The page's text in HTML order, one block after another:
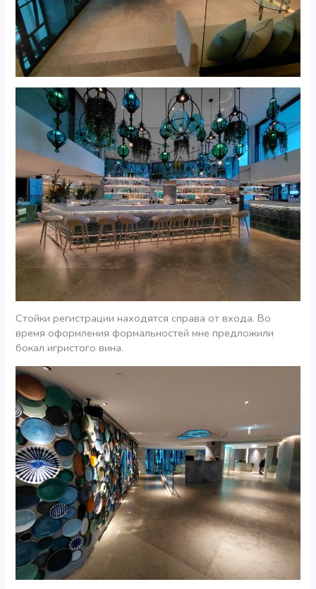
Стойки регистрации находятся справа от входа. Во
время оформления формальностей мне предложили
бокал игристого вина.